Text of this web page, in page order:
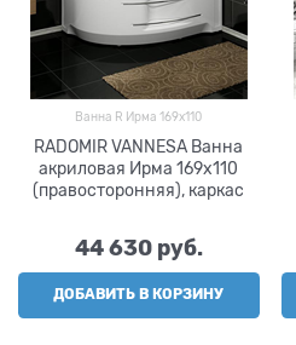
Ванна R Ирма 169х110
RADOMIR VANNESA Ванна
акриловая Ирма 169х110
(правосторонняя), каркас
44 630 руб.
ДОБАВИТЬ В КОРЗИНУ